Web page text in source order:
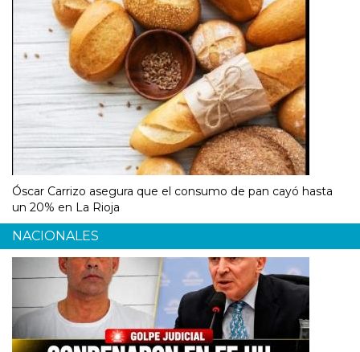
Óscar Carrizo asegura que el consumo de pan cayó hasta
un 20% en La Rioja
NACIONALES